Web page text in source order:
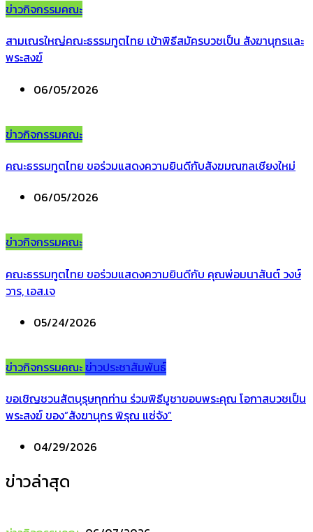
ข่าวกิจกรรมคณะ
สามเณรใหญ่คณะธรรมทูตไทย เข้าพิธีสมัครบวชเป็น สังฆานุกรและ
พระสงฆ์
06/05/2026
ข่าวกิจกรรมคณะ
คณะธรรมทูตไทย ขอร่วมแสดงความยินดีกับสังฆมณฑลเชียงใหม่
06/05/2026
ข่าวกิจกรรมคณะ
คณะธรรมทูตไทย ขอร่วมแสดงความยินดีกับ คุณพ่อมนาสันต์ วงษ์
วาร, เอส.เจ
05/24/2026
ข่าวกิจกรรมคณะ ข่าวประชาสัมพันธ์
ขอเชิญชวนสัตบุรุษทุกท่าน ร่วมพิธีบูชาขอบพระคุณ โอกาสบวชเป็น
พระสงฆ์ ของ”สังฆานุกร พิรุณ แซ่จัง”
04/29/2026
ข่าวล่าสุด